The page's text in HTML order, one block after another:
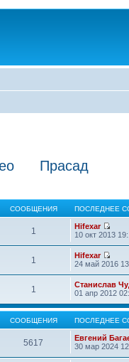
Прасад
СООБЩЕНИЯ ПОСЛЕДНЕЕ
1
Hifexar
10 окт 2013
1
Hifexar
24 май 2016
1
Станислав
01 апр 2012
СООБЩЕНИЯ ПОСЛЕДНЕЕ
5617
Евгений
30 мар 2024